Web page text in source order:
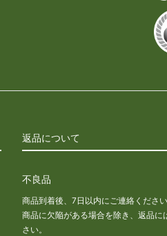
返品について
不良品
商品到着後、7日以内にご連絡ください
商品に欠陥がある場合を除き、返品
さい。